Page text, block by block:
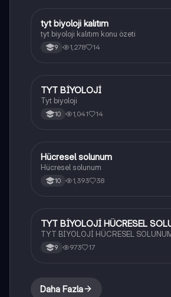
Biyoloji
tyt biyoloji kalıtım
tyt biyoloji kalıtım konu özeti
9 1,278 14
Biyoloji
TYT BİYOLOJİ
Tyt biyoloji
10 1,041 14
Biyoloji
Hücresel solunum
Hücresel solunum
10 1,393 38
Biyoloji
TYT BİYOLOJİ HÜCRESEL
TYT BİYOLOJİ HÜCRESEL
9 973 17
Daha Fazla